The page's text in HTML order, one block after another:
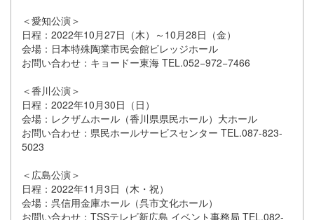
＜愛知公演＞
日程：2022年10月27日（木）～10月28日（金）
会場：日本特殊陶業市民会館ビレッジホール
お問い合わせ：キョードー東海 TEL.052−972−7466
＜香川公演＞
日程：2022年10月30日（日）
会場：レクザムホール（香川県県民ホール）大ホール
お問い合わせ：県民ホールサービスセンター TEL.087-823-
5023
＜広島公演＞
日程：2022年11月3日（木・祝）
会場：呉信用金庫ホール（呉市文化ホール）
お問い合わせ：TSSテレビ新広島 イベント事務局 TEL.082-